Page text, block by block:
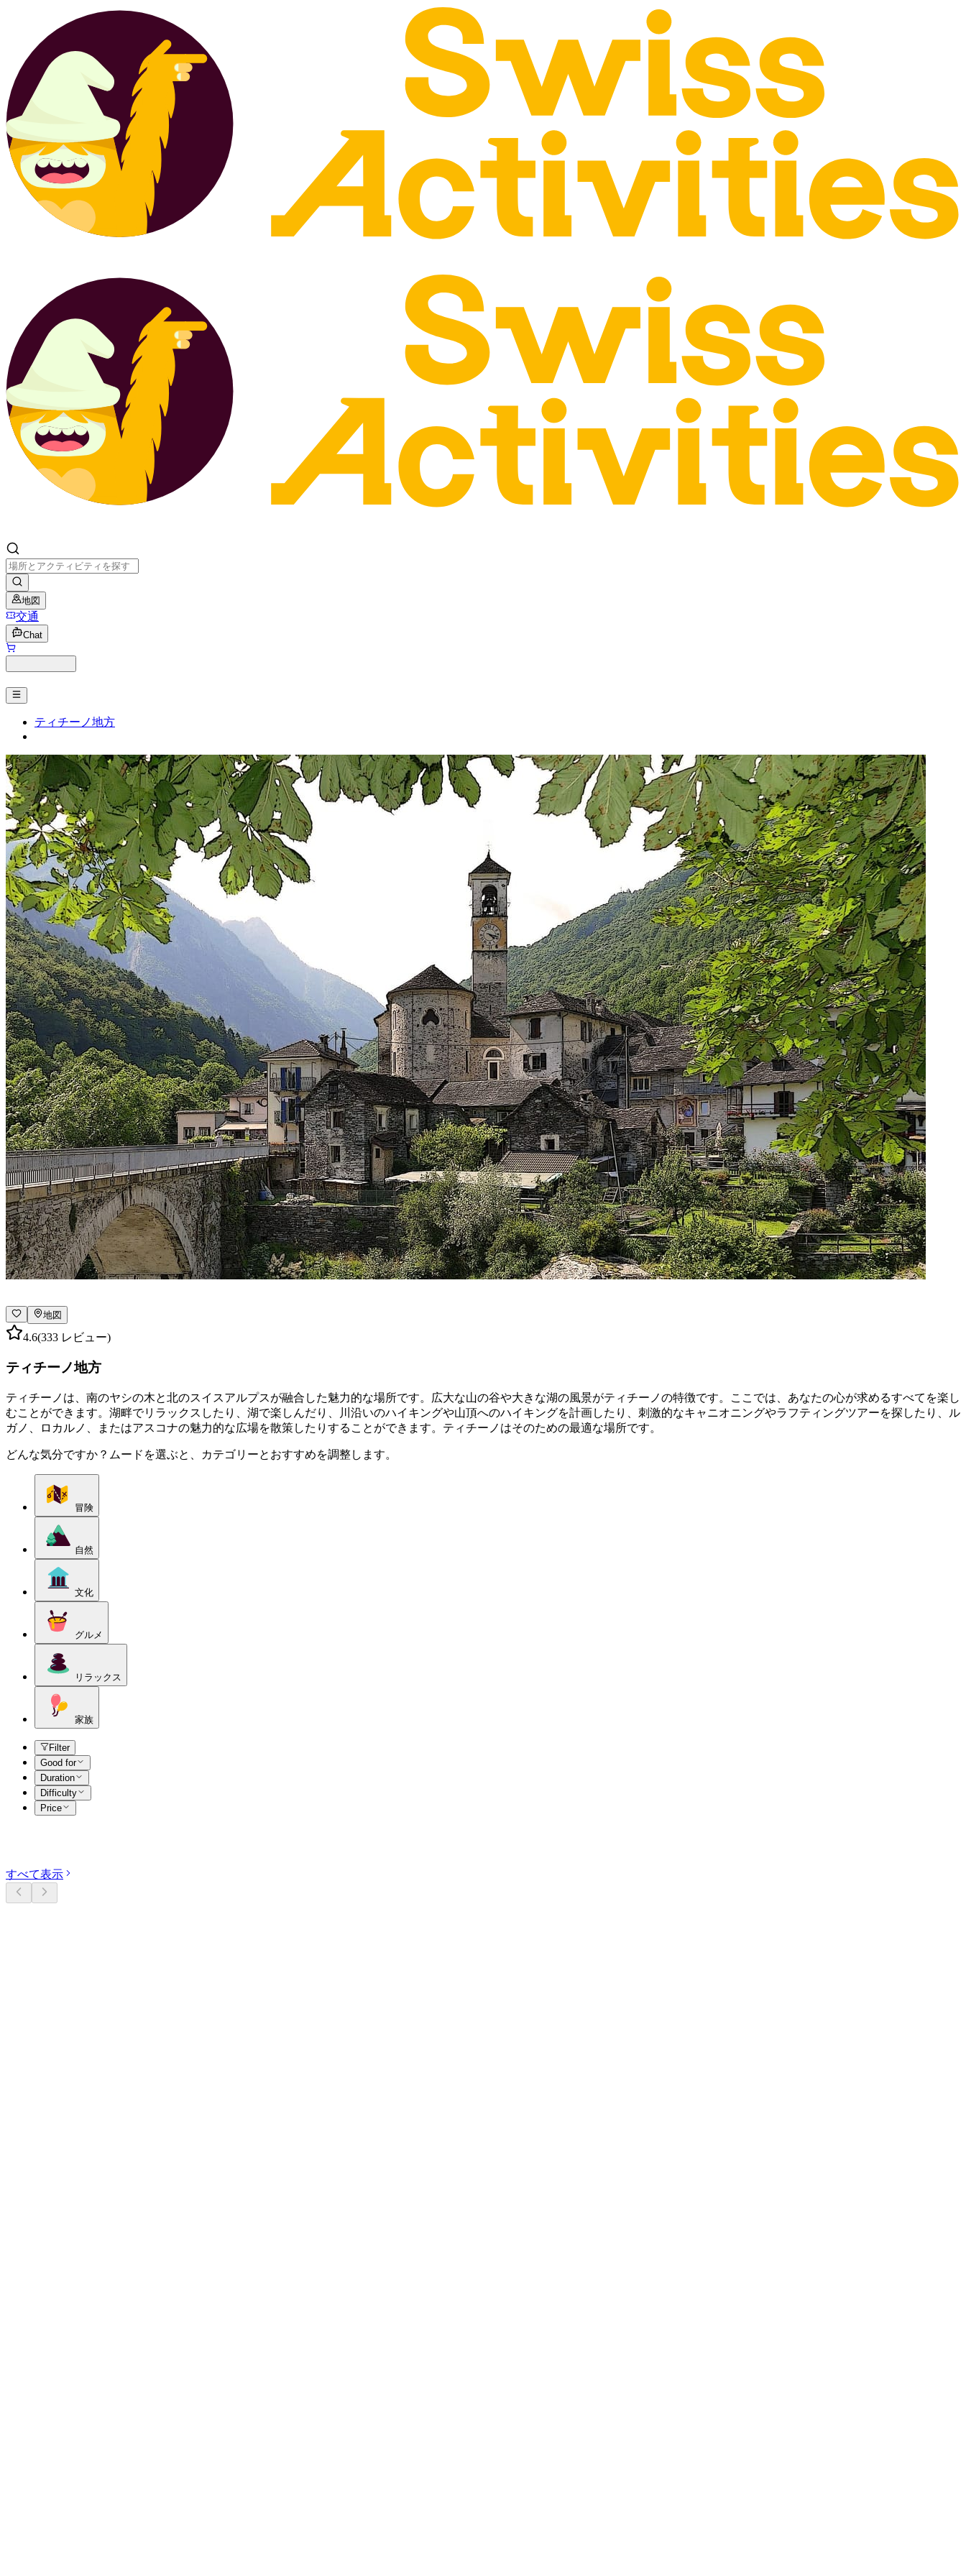
地図
交通
Chat
ティチーノ地方
地図
4.6(333 レビュー)
ティチーノ地方
ティチーノは、南のヤシの木と北のスイスアルプスが融合した魅力的な場所です。広大な山の谷や大きな湖の風景がティチーノの特徴です。ここでは、あなたの心が求めるすべてを楽し
むことができます。湖畔でリラックスしたり、湖で楽しんだり、川沿いのハイキングや山頂へのハイキングを計画したり、刺激的なキャニオニングやラフティングツアーを探したり、ル
ガノ、ロカルノ、またはアスコナの魅力的な広場を散策したりすることができます。ティチーノはそのための最適な場所です。
どんな気分ですか？ムードを選ぶと、カテゴリーとおすすめを調整します。
冒険
自然
文化
グルメ
リラックス
家族
Filter
Good for
Duration
Difficulty
Price
すべて表示